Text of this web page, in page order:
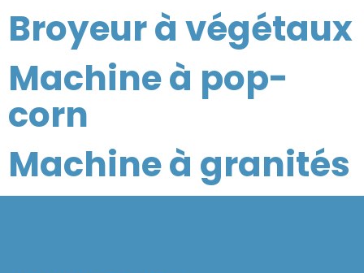
Broyeur à végétaux
Machine à pop-
corn
Machine à granités